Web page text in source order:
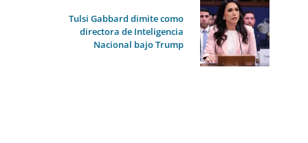
Tulsi Gabbard dimite como
directora de Inteligencia
Nacional bajo Trump